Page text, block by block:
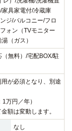
具家電付/冷蔵庫
ジ/バルコニー/フロ
ォン（TVモニター
（ガス）
無料）/宅配BOX/駐
が必須となり、別途
万円／年）
額は変動します。
なし